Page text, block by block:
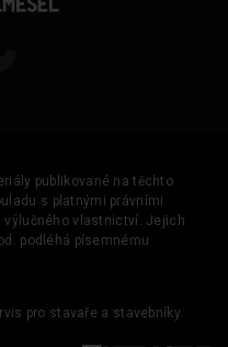
publikované na těchto
s platnými právními
výlučného vlastnictví. Jejich
podléhá písemnému
pro stavaře a stavebníky